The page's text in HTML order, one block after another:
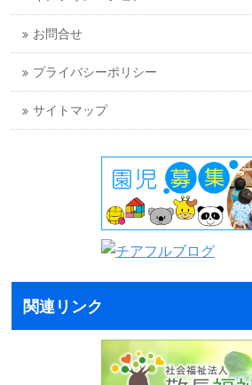
お問合せ
プライバシーポリシー
サイトマップ
関連リンク